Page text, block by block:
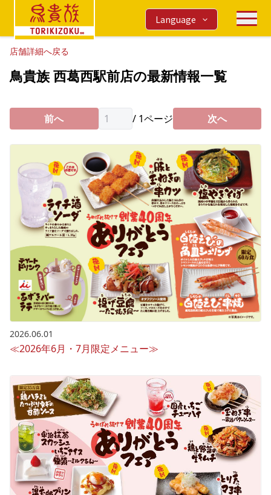
Language
店舗詳細へ戻る
鳥貴族 西葛西駅前店の最新情報一覧
前へ / 1ページ 次へ
2026.06.01
≪2026年6月・7月限定メニュー≫